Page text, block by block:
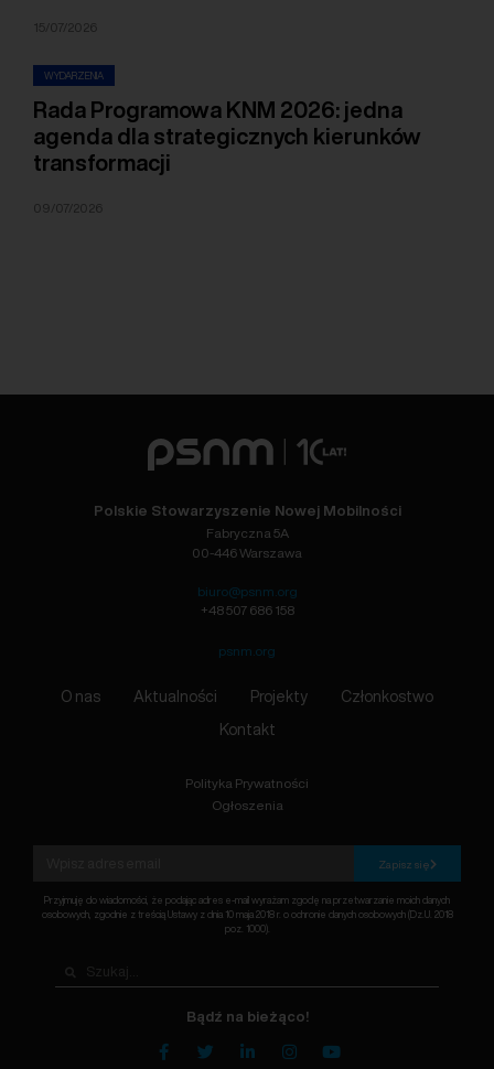
15/07/2026
WYDARZENIA
Rada Programowa KNM 2026: jedna
agenda dla strategicznych kierunków
transformacji
09/07/2026
Polskie Stowarzyszenie Nowej Mobilności
Fabryczna 5A
00-446 Warszawa
biuro@psnm.org
+48 507 686 158
psnm.org
O nas Aktualności Projekty Członkostwo
Kontakt
Polityka Prywatności
Ogłoszenia
Zapisz się
Przyjmuję do wiadomości, że podając adres e-mail wyrażam zgodę na przetwarzanie moich danych
osobowych, zgodnie z treścią Ustawy z dnia 10 maja 2018 r. o ochronie danych osobowych (Dz.U. 2018
poz. 1000).
Bądź na bieżąco!